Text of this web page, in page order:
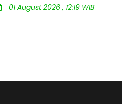
01 August 2026 , 12:19 WIB